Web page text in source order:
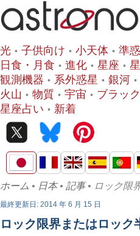
光 子供向け 小天体 準
日食・月食
進化 星座
観測機器
系外惑星 銀河
火山
物質 宇宙 ブラッ
星座占い
新着
ホーム • 日本• 記事• ロック限
最終更新日: 2014 年 6 月 15 日
ロック限界またはロック